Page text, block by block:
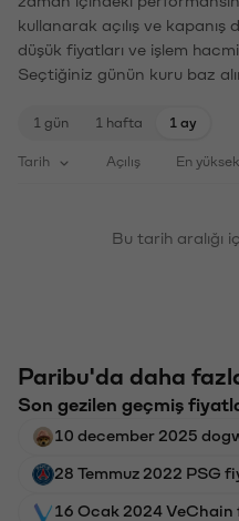
kullanarak açılış ve kapanış
düşük fiyatları ve işlem
Seçtiğiniz günün kuru baz
1 gün 1 hafta 1 ay
Tarih Açılış En yüksek
Bu tarih aralığı
Paribu'da daha
Son gezilen geçmiş
10 december 2025
28 Temmuz 2022 PSG
16 Ocak 2024 VeChain